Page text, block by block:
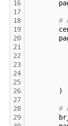
16
17
18
19
20
21
22
23
24
25
26
27
28
29
#
)
#